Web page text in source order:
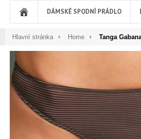
DÁMSKÉ SPODNÍ PRÁDLO
Hlavní stránka Home Tanga